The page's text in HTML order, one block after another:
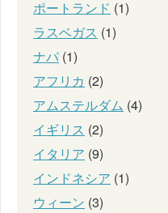
ポートランド (1)
ラスベガス (1)
ナパ (1)
アフリカ (2)
アムステルダム (4)
イギリス (2)
イタリア (9)
インドネシア (1)
ウィーン (3)